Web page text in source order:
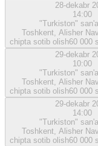
28-dekabr
14:00
"Turkiston"
Toshkent, Alisher
chipta sotib olish60 000
29-dekabr
10:00
"Turkiston"
Toshkent, Alisher
chipta sotib olish60 000
29-dekabr
14:00
"Turkiston"
Toshkent, Alisher
chipta sotib olish60 000